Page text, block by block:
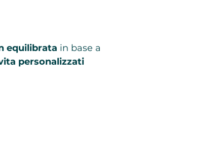
equilibrata in base a
personalizzati​